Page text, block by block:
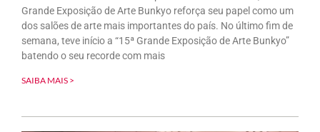
Grande Exposição de Arte Bunkyo reforça seu papel como um
dos salões de arte mais importantes do país. No último fim de
semana, teve início a “15ª Grande Exposição de Arte Bunkyo”
batendo o seu recorde com mais
SAIBA MAIS >